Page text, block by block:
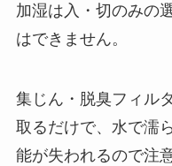
加湿は入・切のみの
はできません。
集じん・脱臭フィル
取るだけで、水で濡
能が失われるので注